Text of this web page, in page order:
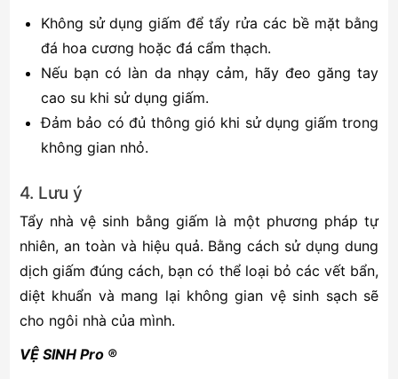
Không sử dụng giấm để tẩy rửa các bề mặt bằng
đá hoa cương hoặc đá cẩm thạch.
Nếu bạn có làn da nhạy cảm, hãy đeo găng tay
cao su khi sử dụng giấm.
Đảm bảo có đủ thông gió khi sử dụng giấm trong
không gian nhỏ.
4. Lưu ý
Tẩy nhà vệ sinh bằng giấm là một phương pháp tự
nhiên, an toàn và hiệu quả. Bằng cách sử dụng dung
dịch giấm đúng cách, bạn có thể loại bỏ các vết bẩn,
diệt khuẩn và mang lại không gian vệ sinh sạch sẽ
cho ngôi nhà của mình.
VỆ SINH Pro ®